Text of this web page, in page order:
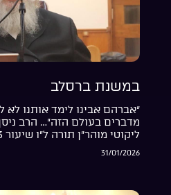
במשנת ברסלב
“אברהם אבינו לימד אותנו לא
מדברים בעולם הזה”… הרב
ליקוטי מוהר”ן תורה ל”ו שיעור 3 פרשת בשלח התשפ”ו
31/01/2026